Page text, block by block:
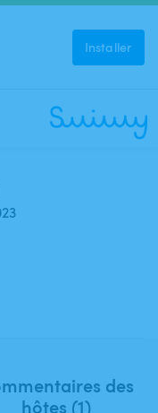
Installer
des
hôtes (1)